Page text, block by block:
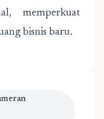
memperkuat
bisnis baru.